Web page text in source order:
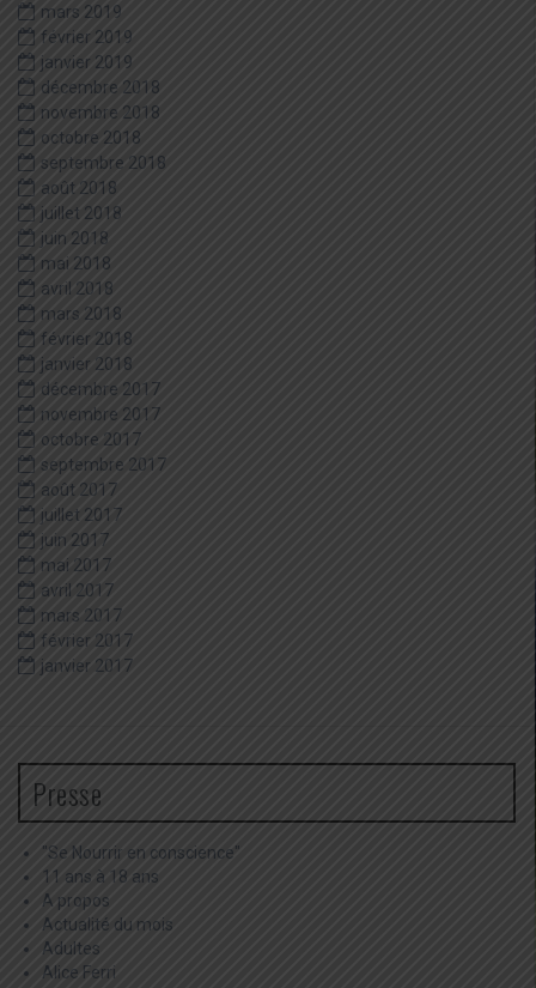
mars 2019
février 2019
janvier 2019
décembre 2018
novembre 2018
octobre 2018
septembre 2018
août 2018
juillet 2018
juin 2018
mai 2018
avril 2018
mars 2018
février 2018
janvier 2018
décembre 2017
novembre 2017
octobre 2017
septembre 2017
août 2017
juillet 2017
juin 2017
mai 2017
avril 2017
mars 2017
février 2017
janvier 2017
Presse
"Se Nourrir en conscience"
11 ans à 18 ans
A propos
Actualité du mois
Adultes
Alice Ferri